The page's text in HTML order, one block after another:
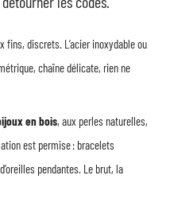
fins, discrets. L’acier inoxydable ou
chaîne délicate, rien ne
en bois, aux perles naturelles,
est permise : bracelets
pendantes. Le brut, la